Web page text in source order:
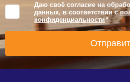
Даю своё согласие на
данных, в соответствии с
конфиденциальности *